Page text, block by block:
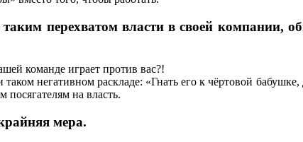
перехватом власти в своей компании,
команде играет против вас?!
негативном раскладе: «Гнать его к чёртовой
на власть.
мера.